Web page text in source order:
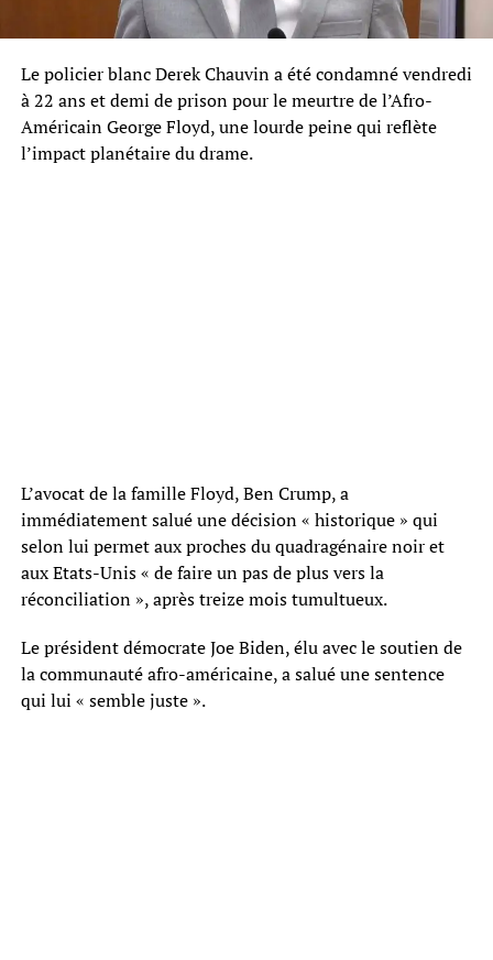
Le policier blanc Derek Chauvin a été condamné vendredi
à 22 ans et demi de prison pour le meurtre de l’Afro-
Américain George Floyd, une lourde peine qui reflète
l’impact planétaire du drame.
L’avocat de la famille Floyd, Ben Crump, a
immédiatement salué une décision « historique » qui
selon lui permet aux proches du quadragénaire noir et
aux Etats-Unis « de faire un pas de plus vers la
réconciliation », après treize mois tumultueux.
Le président démocrate Joe Biden, élu avec le soutien de
la communauté afro-américaine, a salué une sentence
qui lui « semble juste ».